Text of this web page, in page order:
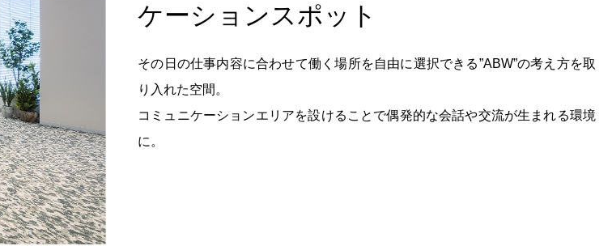
ケーションスポット
その日の仕事内容に合わせて働く場所を自由に選択できる”ABW”の考え方を取
り入れた空間。
コミュニケーションエリアを設けることで偶発的な会話や交流が生まれる環境
に。